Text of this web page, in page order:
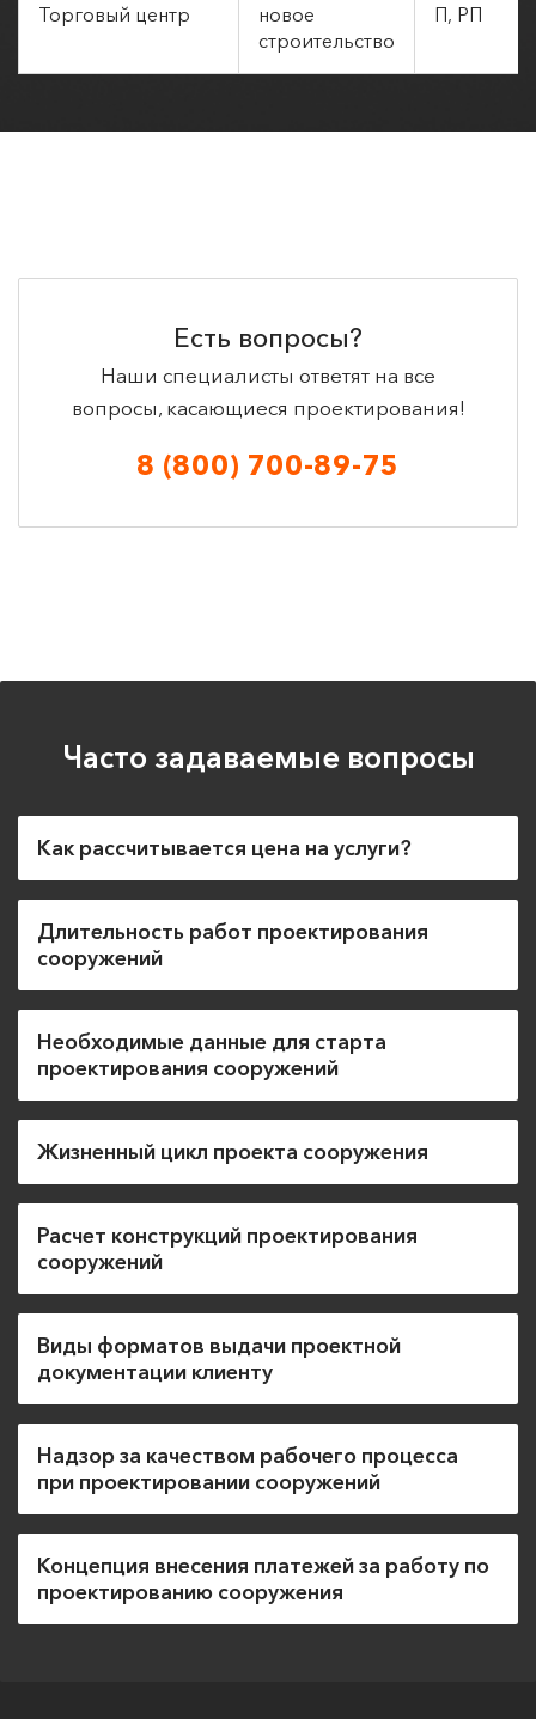
Торговый центр
новое
строительство
П, РП
Есть вопросы?
Наши специалисты ответят на все
вопросы, касающиеся проектирования!
8 (800) 700-89-75
Часто задаваемые вопросы
Как рассчитывается цена на услуги?
Длительность работ проектирования
сооружений
Необходимые данные для старта
проектирования сооружений
Жизненный цикл проекта сооружения
Расчет конструкций проектирования
сооружений
Виды форматов выдачи проектной
документации клиенту
Надзор за качеством рабочего процесса
при проектировании сооружений
Концепция внесения платежей за работу по
проектированию сооружения